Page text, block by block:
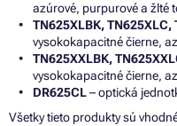
azúrové, purpurové a žlté
TN625XLBK, TN625XLC,
vysokokapacitné čierne,
TN625XXLBK,
vysokokapacitné čierne,
DR625CL– optická
Všetky tieto produkty sú